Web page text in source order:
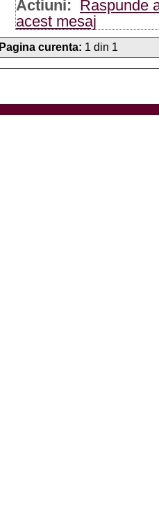
Actiuni:
Raspunde
acest mesaj
Pagina curenta: 1 din 1